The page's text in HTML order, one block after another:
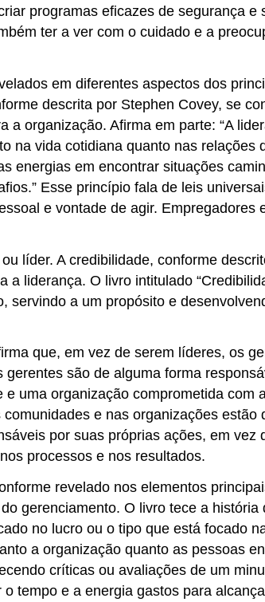
programas eficazes de segurança
ter a ver com o cuidado e a
em diferentes aspectos dos
descrita por Stephen Covey, se
organização. Afirma em parte: “A
vida cotidiana quanto nas relações
energias em encontrar situações
Esse princípio fala de leis
e vontade de agir.
líder. A credibilidade, conforme
liderança. O livro intitulado
a um propósito e
que, em vez de serem líderes, os
são de alguma forma
uma organização comprometida com
e nas organizações
por suas próprias ações, em vez
processos e nos resultados.
revelado nos elementos
gerenciamento. O livro tece a
no lucro ou o tipo que está focado
a organização quanto as pessoas
críticas ou avaliações de um
tempo e a energia gastos para